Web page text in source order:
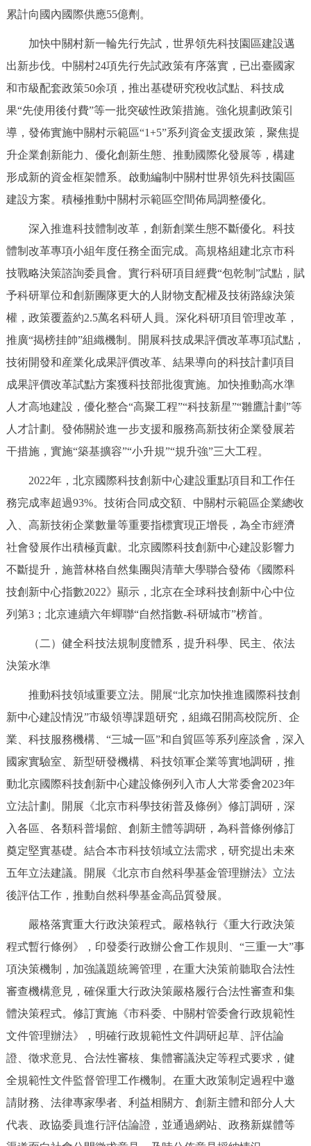
多語種
ENGLISH
DEUTSCH FRANÇAIS РУССКИЙ ЯЗЫК
ESPAÑOL العربية PORTUGUÊS
ITALIANO
回到頂部
累計向國內國際供應55億劑。
加快中關村新一輪先行先試，世界領先科技園區建設邁
出新步伐。中關村24項先行先試政策有序落實，已出臺國家
和市級配套政策50余項，推出基礎研究稅收試點、科技成
果“先使用後付費”等一批突破性政策措施。強化規劃政策引
導，發佈實施中關村示範區“1+5”系列資金支援政策，聚焦提
升企業創新能力、優化創新生態、推動國際化發展等，構建
形成新的資金框架體系。啟動編制中關村世界領先科技園區
建設方案。積極推動中關村示範區空間佈局調整優化。
深入推進科技體制改革，創新創業生態不斷優化。科技
體制改革專項小組年度任務全面完成。高規格組建北京市科
技戰略決策諮詢委員會。實行科研項目經費“包乾制”試點，賦
予科研單位和創新團隊更大的人財物支配權及技術路線決策
權，政策覆蓋約2.5萬名科研人員。深化科研項目管理改革，
推廣“揭榜挂帥”組織機制。開展科技成果評價改革專項試點，
技術開發和産業化成果評價改革、結果導向的科技計劃項目
成果評價改革試點方案獲科技部批復實施。加快推動高水準
人才高地建設，優化整合“高聚工程”“科技新星”“雛鷹計劃”等
人才計劃。發佈關於進一步支援和服務高新技術企業發展若
干措施，實施“築基擴容”“小升規”“規升強”三大工程。
2022年，北京國際科技創新中心建設重點項目和工作任
務完成率超過93%。技術合同成交額、中關村示範區企業總收
入、高新技術企業數量等重要指標實現正增長，為全市經濟
社會發展作出積極貢獻。北京國際科技創新中心建設影響力
不斷提升，施普林格自然集團與清華大學聯合發佈《國際科
技創新中心指數2022》顯示，北京在全球科技創新中心中位
列第3；北京連續六年蟬聯“自然指數-科研城市”榜首。
（二）健全科技法規制度體系，提升科學、民主、依法
決策水準
推動科技領域重要立法。開展“北京加快推進國際科技創
新中心建設情況”市級領導課題研究，組織召開高校院所、企
業、科技服務機構、“三城一區”和自貿區等系列座談會，深入
國家實驗室、新型研發機構、科技領軍企業等實地調研，推
動北京國際科技創新中心建設條例列入市人大常委會2023年
立法計劃。開展《北京市科學技術普及條例》修訂調研，深
入各區、各類科普場館、創新主體等調研，為科普條例修訂
奠定堅實基礎。結合本市科技領域立法需求，研究提出未來
五年立法建議。開展《北京市自然科學基金管理辦法》立法
後評估工作，推動自然科學基金高品質發展。
嚴格落實重大行政決策程式。嚴格執行《重大行政決策
程式暫行條例》，印發委行政辦公會工作規則、“三重一大”事
項決策機制，加強議題統籌管理，在重大決策前聽取合法性
審查機構意見，確保重大行政決策嚴格履行合法性審查和集
體決策程式。修訂實施《市科委、中關村管委會行政規範性
文件管理辦法》，明確行政規範性文件調研起草、評估論
證、徵求意見、合法性審核、集體審議決定等程式要求，健
全規範性文件監督管理工作機制。在重大政策制定過程中邀
請財務、法律專家學者、利益相關方、創新主體和部分人大
代表、政協委員進行評估論證，並通過網站、政務新媒體等